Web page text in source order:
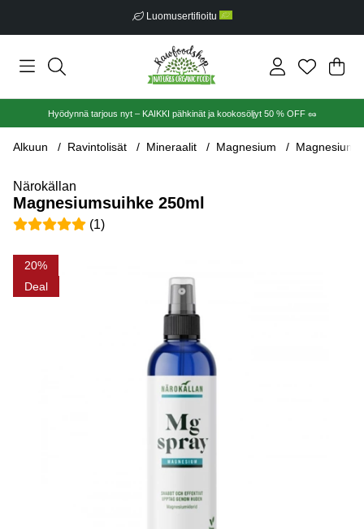
Luomusertifioitu
.
Hyödynnä tarjous nyt – KAIKKI pähkinät ja kookosöljyt 50 % OFF 🥜
Alkuun Ravintolisät Mineraalit Magnesium
Närokällan
Magnesiumsuihke 250ml
Keskiarvoluokitus 5 / 5 Arvioiden määrä 1
(1)
20
Deal
Tuotekuvat Magnesiumsuihke 250ml